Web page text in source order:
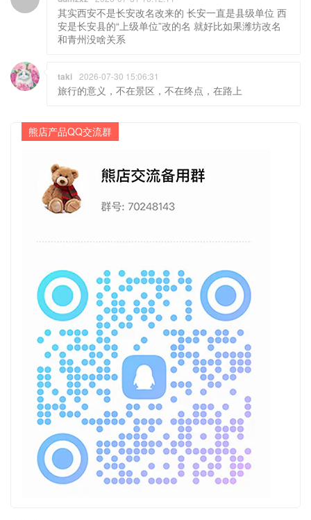
其实西安不是长安改名改来的 长安一直是县级单位 西
安是长安县的“上级单位”改的名 就好比如果潍坊改名
和青州没啥关系
taki 2026-07-30 15:06:31
旅行的意义，不在景区，不在终点，在路上
熊店产品QQ交流群